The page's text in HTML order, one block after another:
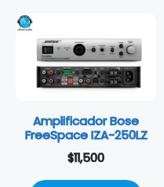
Amplificador Bose
FreeSpace IZA-250LZ
$11,500